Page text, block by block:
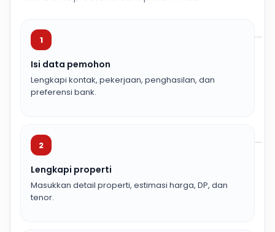
1
Isi data pemohon
Lengkapi kontak, pekerjaan, penghasilan, dan
preferensi bank.
2
Lengkapi properti
Masukkan detail properti, estimasi harga, DP, dan
tenor.